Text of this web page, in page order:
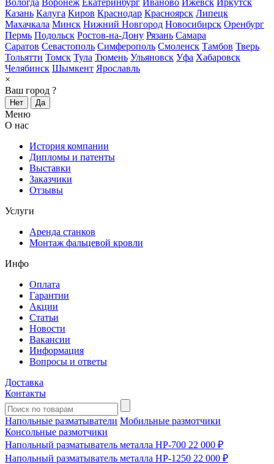
Вологда Воронеж Екатеринбург Иваново Ижевск Иркутск
Казань Калуга Киров Краснодар Красноярск Липецк
Махачкала Минск Нижний Новгород Новосибирск Оренбург
Пермь Подольск Ростов-на-Дону Рязань Самара
Саратов Севастополь Симферополь Смоленск Тамбов Тверь
Тольятти Томск Тула Тюмень Ульяновск Уфа Хабаровск
Челябинск Шымкент Ярославль
×
Ваш город ?
Нет Да
Меню
О нас
История компании
Дипломы и патенты
Выставки
Заказчики
Отзывы
Услуги
Аренда станков
Монтаж фальцевой кровли
Инфо
Оплата
Гарантии
Акции
Статьи
Новости
Вакансии
Информация
Вопросы и ответы
Доставка
Контакты
Напольные разматыватели Мобильные размотчики
Консольные размотчики
Напольный разматыватель металла HP-700 22 000 ₽
Напольный разматыватель металла HP-1250 22 000 ₽